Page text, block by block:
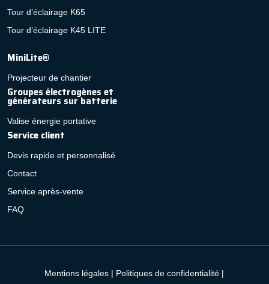
Tour d’éclairage K65
Tour d’éclairage K45 LITE
MiniLite®
Projecteur de chantier
Groupes électrogènes et
générateurs sur batterie
Valise énergie portative
Service client
Devis rapide et personnalisé
Contact
Service après-vente
FAQ
Mentions légales | Politiques de confidentialité |